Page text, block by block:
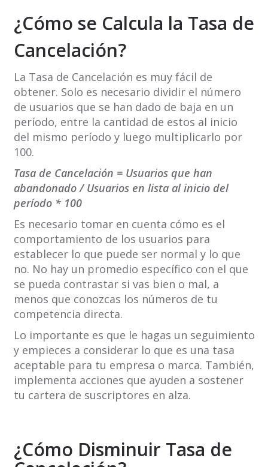
¿Cómo se Calcula la Tasa de
Cancelación?
La Tasa de Cancelación es muy fácil de
obtener. Solo es necesario dividir el número
de usuarios que se han dado de baja en un
período, entre la cantidad de estos al inicio
del mismo período y luego multiplicarlo por
100.
Tasa de Cancelación = Usuarios que han
abandonado / Usuarios en lista al inicio del
período * 100
Es necesario tomar en cuenta cómo es el
comportamiento de los usuarios para
establecer lo que puede ser normal y lo que
no. No hay un promedio específico con el que
se pueda contrastar si vas bien o mal, a
menos que conozcas los números de tu
competencia directa.
Lo importante es que le hagas un seguimiento
y empieces a considerar lo que es una tasa
aceptable para tu empresa o marca. También,
implementa acciones que ayuden a sostener
tu cartera de suscriptores en alza.
¿Cómo Disminuir Tasa de